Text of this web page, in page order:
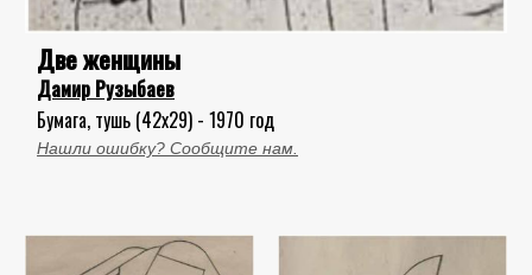
Две женщины
Дамир Рузыбаев
Бумага, тушь (42x29) - 1970 год
Нашли ошибку? Сообщите нам.